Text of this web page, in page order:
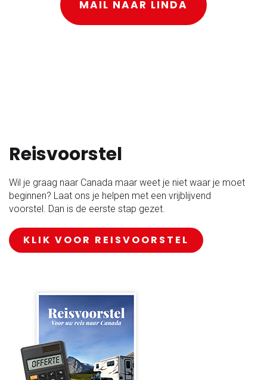
MAIL NAAR LINDA
Reisvoorstel
Wil je graag naar Canada maar weet je niet waar je moet
beginnen? Laat ons je helpen met een vrijblijvend
voorstel. Dan is de eerste stap gezet.
KLIK VOOR REISVOORSTEL